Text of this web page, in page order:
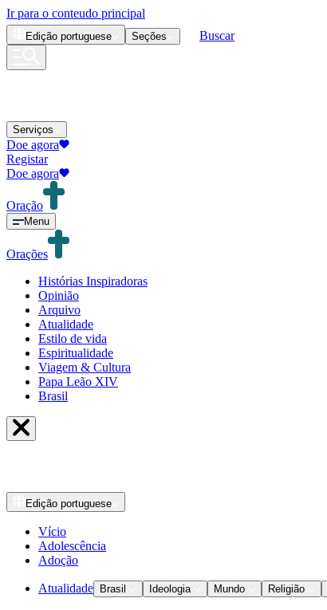
Ir para o conteudo principal
Edição portuguese Seções Buscar
Serviços
Doe agora
Registar
Doe agora
Oração
Menu
Orações
Histórias Inspiradoras
Opinião
Arquivo
Atualidade
Estilo de vida
Espiritualidade
Viagem & Cultura
Papa Leão XIV
Brasil
Edição portuguese
Vício
Adolescência
Adoção
Atualidade Brasil Ideologia Mundo Religião